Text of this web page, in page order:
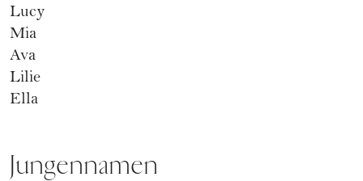
Lucy
Mia
Ava
Lilie
Ella
Jungennamen